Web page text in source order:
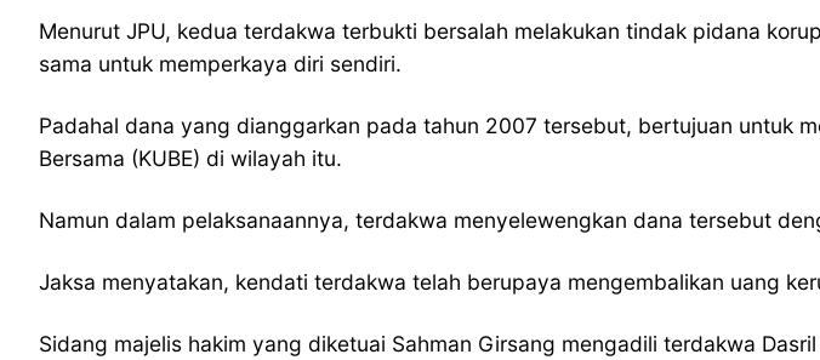
Menurut JPU, kedua terdakwa terbukti bersalah melakukan tindak pidana
sama untuk memperkaya diri sendiri.
Padahal dana yang dianggarkan pada tahun 2007 tersebut, bertujuan untuk
Bersama (KUBE) di wilayah itu.
Namun dalam pelaksanaannya, terdakwa menyelewengkan dana tersebut
Jaksa menyatakan, kendati terdakwa telah berupaya mengembalikan uang
Sidang majelis hakim yang diketuai Sahman Girsang mengadili terdakwa